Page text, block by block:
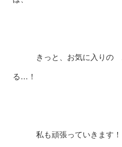
きっと、お気に入りの お
る…！
私も頑張っていきます！